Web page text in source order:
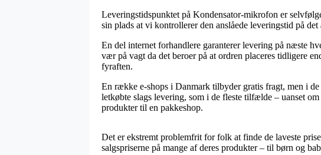
Leveringstidspunktet på Kondensator-mikrofon er
sin plads at vi kontrollerer den anslåede leveringstid på
En del internet forhandlere garanterer levering på næste
vær på vagt da det beroer på at ordren placeres tidligere
fyraften.
En række e-shops i Danmark tilbyder gratis fragt, men i
letkøbte slags levering, som i de fleste tilfælde – uanset
produkter til en pakkeshop.
Det er ekstremt problemfrit for folk at finde de laveste
salgspriserne på mange af deres produkter – til børn og